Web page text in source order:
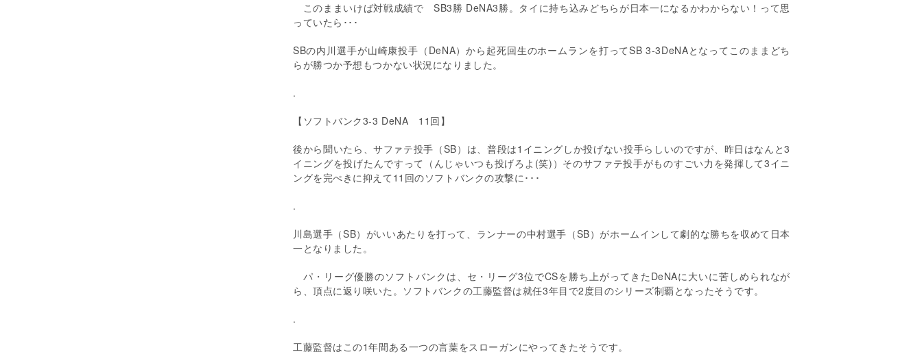
このままいけば対戦成績でSB3勝 DeNA3勝。タイに持ち込みどちらが日本一になるかわからない！って思
っていたら･･･
SBの内川選手が山崎康投手（ DeNA）から起死回生のホームランを打ってSB 3-3DeNAとなってこのままどち
らが勝つか予想もつかない状況になりました。
.
【ソフトバンク3-3 DeNA 11 回】
後から聞いたら、サファテ投手（SB）は、普段は1 イニングしか投げない投手らしいのですが、昨日はなんと3
イニングを投げたんですって（んじゃいつも投げろよ (笑) ）そのサファテ投手がものすごい力を発揮して3イニ
ングを完ぺきに抑えて 11 回のソフトバンクの攻撃に･･･
.
川島選手（SB）がいいあたりを打って、ランナーの中村選手（SB）がホームインして劇的な勝ちを収めて日本
一となりました。
パ・リーグ優勝のソフトバンクは、セ・リーグ3位でCSを勝ち上がってきた DeNAに大いに苦しめられなが
ら、頂点に返り咲いた。ソフトバンクの工藤監督は就任3年目で2度目のシリーズ制覇となったそうです。
.
工藤監督はこの1年間ある一つの言葉をスローガンにやってきたそうです。